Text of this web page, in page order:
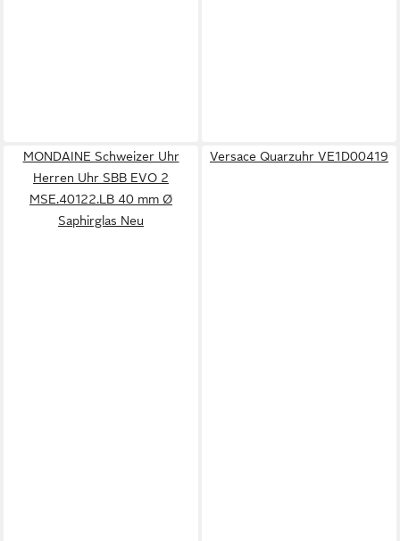
MONDAINE Schweizer Uhr
Herren Uhr SBB EVO 2
MSE.40122.LB 40 mm Ø
Saphirglas Neu
Versace Quarzuhr VE1D00419